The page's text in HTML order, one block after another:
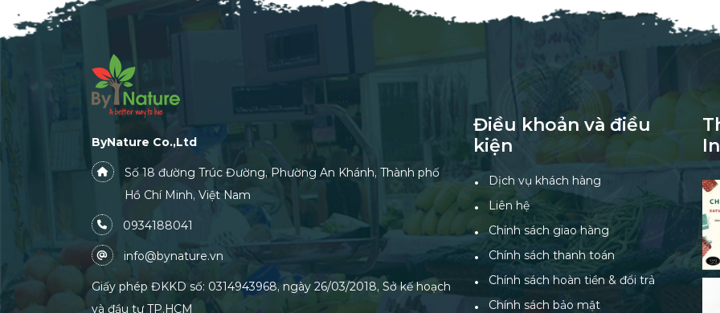
ByNature Co.,Ltd
Số 18 đường Trúc Đường, Phường An Khánh, Thành phố
Hồ Chí Minh, Việt Nam
0934188041
info@bynature.vn
Giấy phép ĐKKD số: 0314943968, ngày 26/03/2018, Sở kế hoạch
và đầu tư TP.HCM
Điều khoản và điều
kiện
Dịch vụ khách hàng
Liên hệ
Chính sách giao hàng
Chính sách thanh toán
Chính sách hoàn tiền & đổi trả
Chính sách bảo mật